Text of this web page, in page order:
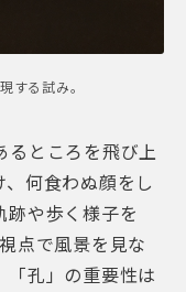
する試み。
るところを飛び上
何食わぬ顔をし
跡や歩く様子を
点で風景を見な
「孔」の重要性は